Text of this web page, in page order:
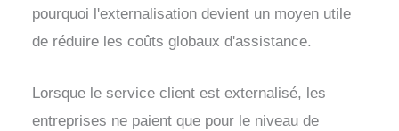
pourquoi l'externalisation devient un moyen utile
de réduire les coûts globaux d'assistance.
Lorsque le service client est externalisé, les
entreprises ne paient que pour le niveau de